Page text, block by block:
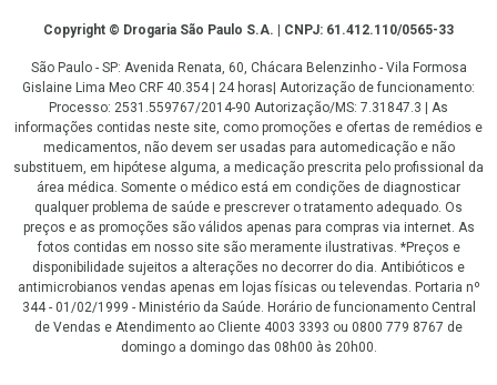
CopyrightCopyright © Drogaria São Paulo S.A. | CNPJ: 61.412.110/0565-33
São Paulo - SP: Avenida Renata, 60, Chácara Belenzinho - Vila Formosa
Gislaine Lima Meo CRF 40.354 | 24 horas| Autorização de funcionamento:
Processo: 2531.559767/2014-90 Autorização/MS: 7.31847.3 | As
informações contidas neste site, como promoções e ofertas de remédios e
medicamentos, não devem ser usadas para automedicação e não
substituem, em hipótese alguma, a medicação prescrita pelo profissional da
área médica. Somente o médico está em condições de diagnosticar
qualquer problema de saúde e prescrever o tratamento adequado. Os
preços e as promoções são válidos apenas para compras via internet. As
fotos contidas em nosso site são meramente ilustrativas. *Preços e
disponibilidade sujeitos a alterações no decorrer do dia. Antibióticos e
antimicrobianos vendas apenas em lojas físicas ou televendas. Portaria nº
344 - 01/02/1999 - Ministério da Saúde. Horário de funcionamento Central
de Vendas e Atendimento ao Cliente 4003 3393 ou 0800 779 8767 de
domingo a domingo das 08h00 às 20h00.